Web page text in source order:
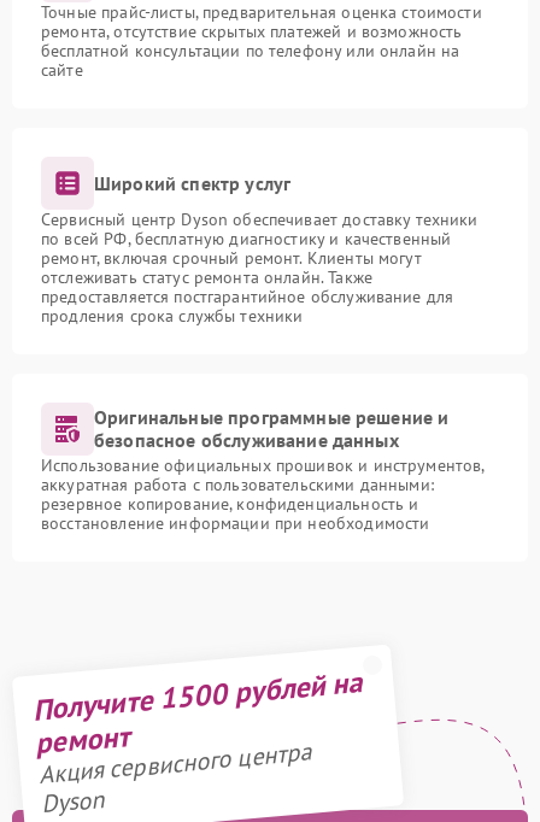
Точные прайс-листы, предварительная оценка стоимости
ремонта, отсутствие скрытых платежей и возможность
бесплатной консультации по телефону или онлайн на
сайте
Широкий спектр услуг
Сервисный центр Dyson обеспечивает доставку техники
по всей РФ, бесплатную диагностику и качественный
ремонт, включая срочный ремонт. Клиенты могут
отслеживать статус ремонта онлайн. Также
предоставляется постгарантийное обслуживание для
продления срока службы техники
Оригинальные программные решение и
безопасное обслуживание данных
Использование официальных прошивок и инструментов,
аккуратная работа с пользовательскими данными:
резервное копирование, конфиденциальность и
восстановление информации при необходимости
Получите 1500 рублей на
ремонт
Акция сервисного центра
Dyson